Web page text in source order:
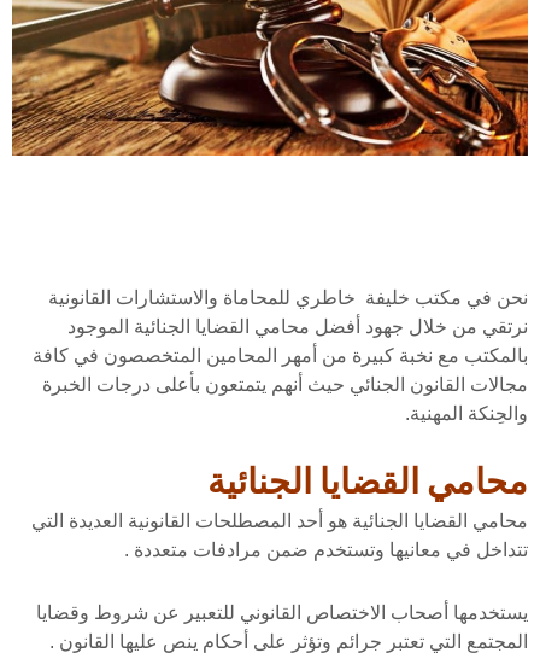
نحن في مكتب خليفة خاطري للمحاماة والاستشارات القانونية
نرتقي من خلال جهود أفضل محامي القضايا الجنائية الموجود
بالمكتب مع نخبة كبيرة من أمهر المحامين المتخصصون في كافة
مجالات القانون الجنائي حيث أنهم يتمتعون بأعلى درجات الخبرة
والحِنكة المهنية.
محامي القضايا الجنائية
محامي القضايا الجنائية هو أحد المصطلحات القانونية العديدة التي
تتداخل في معانيها وتستخدم ضمن مرادفات متعددة .
يستخدمها أصحاب الاختصاص القانوني للتعبير عن شروط وقضايا
المجتمع التي تعتبر جرائم وتؤثر على أحكام ينص عليها القانون .